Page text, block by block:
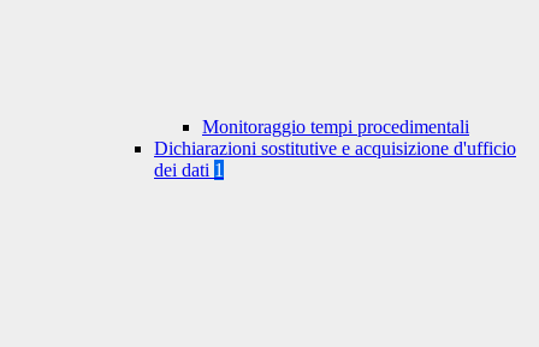
Monitoraggio tempi procedimentali
Dichiarazioni sostitutive e acquisizione d'ufficio
dei dati 1